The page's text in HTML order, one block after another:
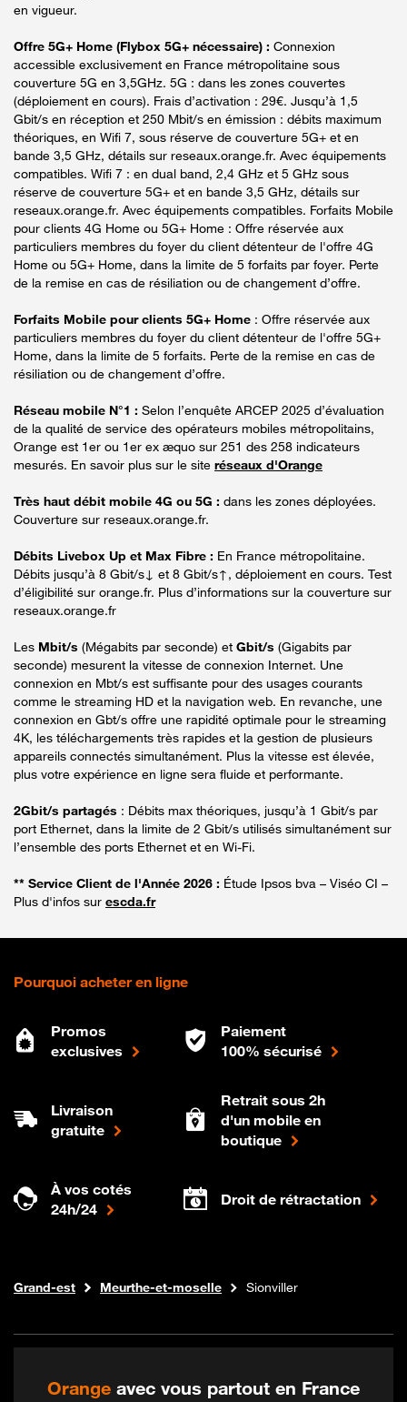
en vigueur.
Offre 5G+ Home (Flybox 5G+ nécessaire) : Connexion
accessible exclusivement en France métropolitaine sous
couverture 5G en 3,5GHz. 5G : dans les zones couvertes
(déploiement en cours). Frais d’activation : 29€. Jusqu’à 1,5
Gbit/s en réception et 250 Mbit/s en émission : débits maximum
théoriques, en Wifi 7, sous réserve de couverture 5G+ et en
bande 3,5 GHz, détails sur reseaux.orange.fr. Avec équipements
compatibles. Wifi 7 : en dual band, 2,4 GHz et 5 GHz sous
réserve de couverture 5G+ et en bande 3,5 GHz, détails sur
reseaux.orange.fr. Avec équipements compatibles. Forfaits Mobile
pour clients 4G Home ou 5G+ Home : Offre réservée aux
particuliers membres du foyer du client détenteur de l'offre 4G
Home ou 5G+ Home, dans la limite de 5 forfaits par foyer. Perte
de la remise en cas de résiliation ou de changement d’offre.
Forfaits Mobile pour clients 5G+ Home : Offre réservée aux
particuliers membres du foyer du client détenteur de l'offre 5G+
Home, dans la limite de 5 forfaits. Perte de la remise en cas de
résiliation ou de changement d’offre.
Réseau mobile N°1 : Selon l’enquête ARCEP 2025 d’évaluation
de la qualité de service des opérateurs mobiles métropolitains,
Orange est 1er ou 1er ex æquo sur 251 des 258 indicateurs
mesurés. En savoir plus sur le site réseaux d'Orange
Très haut débit mobile 4G ou 5G : dans les zones déployées.
Couverture sur reseaux.orange.fr.
Débits Livebox Up et Max Fibre : En France métropolitaine.
Débits jusqu’à 8 Gbit/s↓ et 8 Gbit/s↑, déploiement en cours. Test
d’éligibilité sur orange.fr. Plus d’informations sur la couverture sur
reseaux.orange.fr
Les Mbit/s (Mégabits par seconde) et Gbit/s (Gigabits par
seconde) mesurent la vitesse de connexion Internet. Une
connexion en Mbt/s est suffisante pour des usages courants
comme le streaming HD et la navigation web. En revanche, une
connexion en Gbt/s offre une rapidité optimale pour le streaming
4K, les téléchargements très rapides et la gestion de plusieurs
appareils connectés simultanément. Plus la vitesse est élevée,
plus votre expérience en ligne sera fluide et performante.
2Gbit/s partagés : Débits max théoriques, jusqu’à 1 Gbit/s par
port Ethernet, dans la limite de 2 Gbit/s utilisés simultanément sur
l’ensemble des ports Ethernet et en Wi-Fi.
** Service Client de l'Année 2026 : Étude Ipsos bva – Viséo CI –
Plus d'infos sur escda.fr
Pourquoi acheter en ligne
Promos
exclusives
Paiement
100% sécurisé
Livraison
gratuite
Retrait sous 2h
d'un mobile en
boutique
À vos cotés
24h/24
Droit de rétractation
Boutique Orange
Internet fibre
Grand-est Meurthe-et-moselle Sionviller